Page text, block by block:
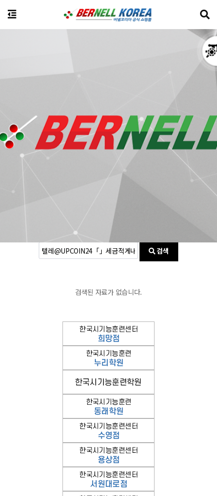
전체상품검색
검색
검색된 자료가 없습니다.